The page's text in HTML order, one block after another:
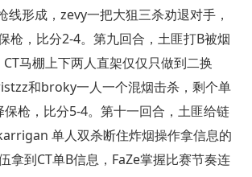
线形成，zevy一把大狙三杀劝退对手，
枪，比分2-4。第九回合，土匪打B被烟
马棚上下两人直架仅仅只做到二换
和broky一人一个混烟击杀，剩个单
保枪，比分5-4。第十一回合，土匪给链
单人双杀断住炸烟操作拿信息的
拿到CT单B信息，FaZe掌握比赛节奏连